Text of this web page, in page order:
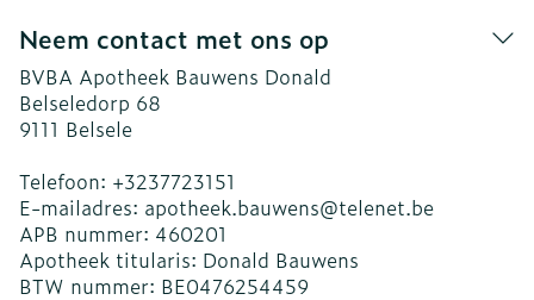
Neem contact met ons op
BVBA Apotheek Bauwens Donald
Belseledorp 68
9111 Belsele
Telefoon: +3237723151
E-mailadres: apotheek.bauwens@telenet.be
APB nummer: 460201
Apotheek titularis: Donald Bauwens
BTW nummer: BE0476254459